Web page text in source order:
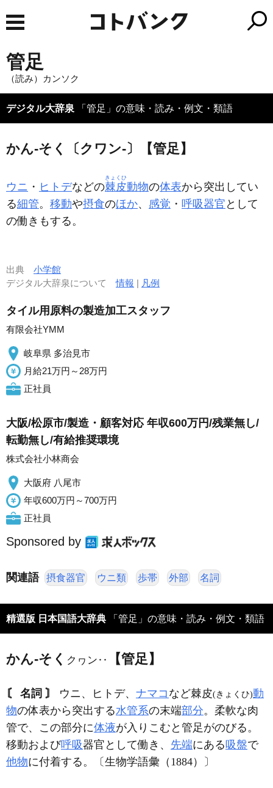
管足
（読み）カンソク
デジタル大辞泉 「管足」の意味・読み・例文・類語
かん‐そく〔クワン‐〕【管足】
ウニ ・ ヒトデなどの棘皮
きょくひ
動物の体表から突出してい
る細管。 移動や摂食のほか、 感覚 ・ 呼吸器官 として
の働きもする。
出典 小学館
デジタル大辞泉について情報 | 凡例
タイル用原料の製造加工スタッフ
有限会社YMM
岐阜県 多治見市
月給21万円～28万円
正社員
大阪/松原市/製造・顧客対応 年収600万円/残業無し/
転勤無し/有給推奨環境
株式会社小林商会
大阪府 八尾市
年収600万円～700万円
正社員
Sponsored by
関連語 摂食器官 ウニ類 歩帯 外部 名詞
精選版 日本国語大辞典 「管足」の意味・読み・例文・類語
かん‐そく クヮン‥ 【管足】
〘 名詞 〙 ウニ、ヒトデ、 ナマコ など棘皮(きょくひ)動
物の体表から突出する水管系の末端部分。柔軟な肉
管で、この部分に体液が入りこむと管足がのびる。
移動および呼吸器官として働き、 先端にある吸盤で
他物に付着する。〔生物学語彙（1884）〕